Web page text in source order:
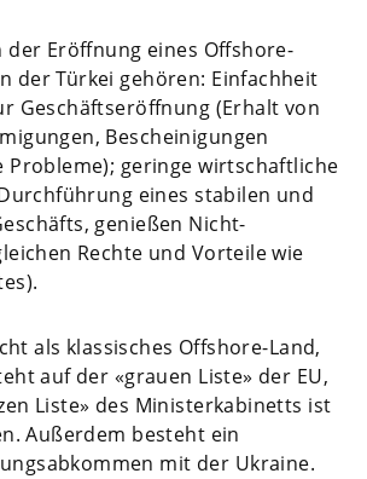
der Eröffnung eines Offshore-
der Türkei gehören: Einfachheit
Geschäftseröffnung (Erhalt von
Bescheinigungen
Probleme); geringe wirtschaftliche
eines stabilen und
genießen Nicht-
Rechte und Vorteile wie
als klassisches Offshore-Land,
auf der «grauen Liste» der EU,
Liste» des Ministerkabinetts ist
Außerdem besteht ein
mit der Ukraine.